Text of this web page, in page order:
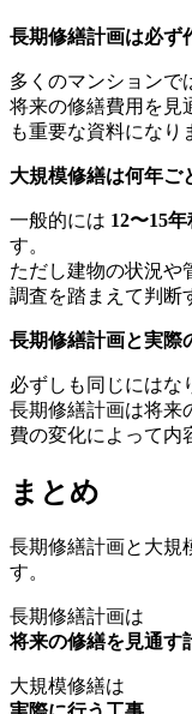
よくある質問
長期修繕計画は必ず
多くのマンションで
将来の修繕費用を見
も重要な資料になり
大規模修繕は何年ご
一般的には 12〜15
す。
ただし建物の状況や
調査を踏まえて判断
長期修繕計画と実際
必ずしも同じにはな
長期修繕計画は将来
費の変化によって内
まとめ
長期修繕計画と大規
す。
長期修繕計画は
将来の修繕を見通す
大規模修繕は